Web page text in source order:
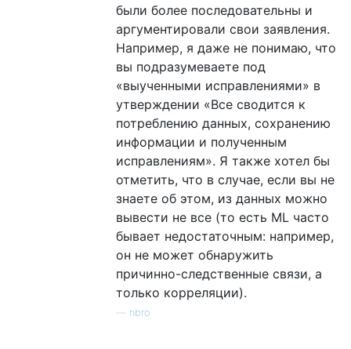
были более последовательны и
аргументировали свои заявления.
Например, я даже не понимаю, что
вы подразумеваете под
«выученными исправлениями» в
утверждении «Все сводится к
потреблению данных, сохранению
информации и полученным
исправлениям». Я также хотел бы
отметить, что в случае, если вы не
знаете об этом, из данных можно
вывести не все (то есть ML часто
бывает недостаточным: например,
он не может обнаружить
причинно-следственные связи, а
только корреляции).
nbro